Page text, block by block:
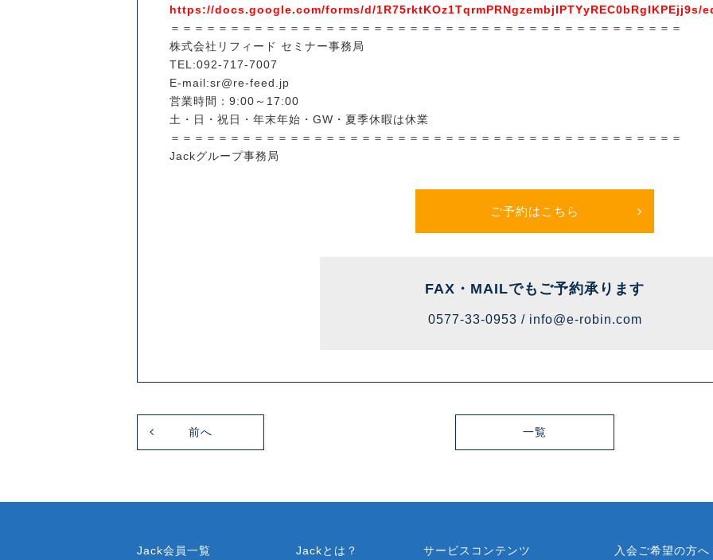
https://docs.google.com/forms/d/1R75rktKOz1TqrmPRNgzembjIPTYyREC0bRgIKPEjj9s/
＝＝＝＝＝＝＝＝＝＝＝＝＝＝＝＝＝＝＝＝＝＝＝＝＝＝＝＝＝＝＝＝＝＝＝＝＝＝＝＝＝＝＝
株式会社リフィード セミナー事務局
TEL:092-717-7007
E-mail:sr@re-feed.jp
営業時間：9:00～17:00
土・日・祝日・年末年始・GW・夏季休暇は休業
＝＝＝＝＝＝＝＝＝＝＝＝＝＝＝＝＝＝＝＝＝＝＝＝＝＝＝＝＝＝＝＝＝＝＝＝＝＝＝＝＝＝＝
Jackグループ事務局
ご予約はこちら
FAX・MAILでも ご予約承ります
0577-33-0953 / info@e-robin.com
前へ 一覧
Jack会員一覧 Jackとは？ サービスコンテンツ 入会ご希望の方へ